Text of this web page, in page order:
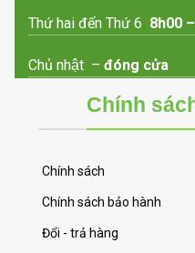
Thứ hai đến Thứ 6 8h00
Chủ nhật –đóng cửa
Chính
Chính sách
Chính sách bảo hành
Đổi - trả hàng